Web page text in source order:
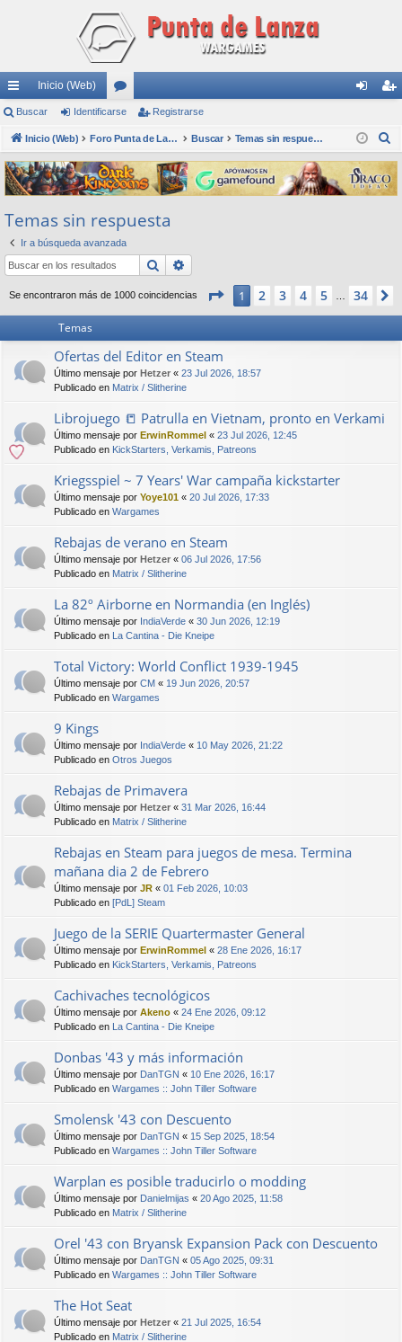
nl
ac
es
rá
pi
do
s
Inicio (Web)
or
os nti
fic
ar
ist
ra
rs
Buscar Identificarse Registrarse
Inicio (Web) Foro Punta de Lanza Wargames Buscar Temas sin respuesta
s
c
Temas sin respuesta
Ir a búsqueda avanzada
Buscar
Se encontraron más de 1000 coincidencias Página de 34
1 2 3 4 5 34
Temas
Ofertas del Editor en Steam
Último mensaje por Hetzer « 23 Jul 2026, 18:57
Publicado en Matrix / Slitherine
Librojuego 📒 Patrulla en Vietnam, pronto en Verkami
Último mensaje por ErwinRommel « 23 Jul 2026, 12:45
Publicado en KickStarters, Verkamis, Patreons
Kriegsspiel ~ 7 Years' War campaña kickstarter
Último mensaje por Yoye101 « 20 Jul 2026, 17:33
Publicado en Wargames
Rebajas de verano en Steam
Último mensaje por Hetzer « 06 Jul 2026, 17:56
Publicado en Matrix / Slitherine
La 82º Airborne en Normandia (en Inglés)
Último mensaje por IndiaVerde « 30 Jun 2026, 12:19
Publicado en La Cantina - Die Kneipe
Total Victory: World Conflict 1939-1945
Último mensaje por CM « 19 Jun 2026, 20:57
Publicado en Wargames
9 Kings
Último mensaje por IndiaVerde « 10 May 2026, 21:22
Publicado en Otros Juegos
Rebajas de Primavera
Último mensaje por Hetzer « 31 Mar 2026, 16:44
Publicado en Matrix / Slitherine
Rebajas en Steam para juegos de mesa. Termina
mañana dia 2 de Febrero
Último mensaje por JR « 01 Feb 2026, 10:03
Publicado en [PdL] Steam
Juego de la SERIE Quartermaster General
Último mensaje por ErwinRommel « 28 Ene 2026, 16:17
Publicado en KickStarters, Verkamis, Patreons
Cachivaches tecnológicos
Último mensaje por Akeno « 24 Ene 2026, 09:12
Publicado en La Cantina - Die Kneipe
Donbas '43 y más información
Último mensaje por DanTGN « 10 Ene 2026, 16:17
Publicado en Wargames :: John Tiller Software
Smolensk '43 con Descuento
Último mensaje por DanTGN « 15 Sep 2025, 18:54
Publicado en Wargames :: John Tiller Software
Warplan es posible traducirlo o modding
Último mensaje por Danielmijas « 20 Ago 2025, 11:58
Publicado en Matrix / Slitherine
Orel '43 con Bryansk Expansion Pack con Descuento
Último mensaje por DanTGN « 05 Ago 2025, 09:31
Publicado en Wargames :: John Tiller Software
The Hot Seat
Último mensaje por Hetzer « 21 Jul 2025, 16:54
Publicado en Matrix / Slitherine